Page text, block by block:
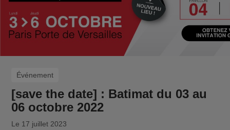
Événement
[save the date] : Batimat du 03 au
06 octobre 2022
Le 17 juillet 2023